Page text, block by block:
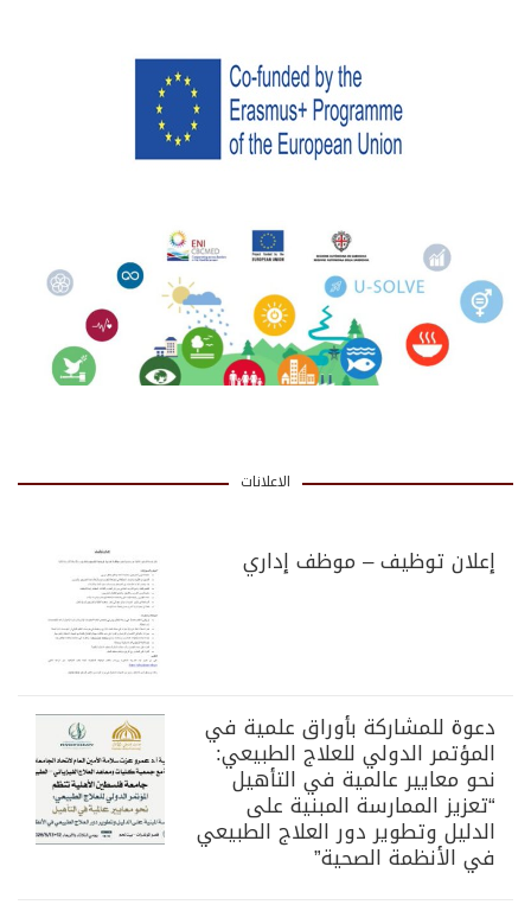
الاعلانات
إعلان توظيف – موظف إداري
دعوة للمشاركة بأوراق علمية في
المؤتمر الدولي للعلاج الطبيعي:
نحو معايير عالمية في التأهيل
“تعزيز الممارسة المبنية على
الدليل وتطوير دور العلاج الطبيعي
في الأنظمة الصحية”